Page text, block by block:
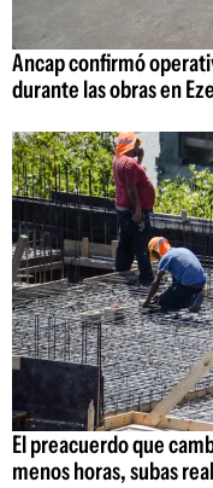
Ancap confirmó
durante las obras en
El preacuerdo que
menos horas, subas